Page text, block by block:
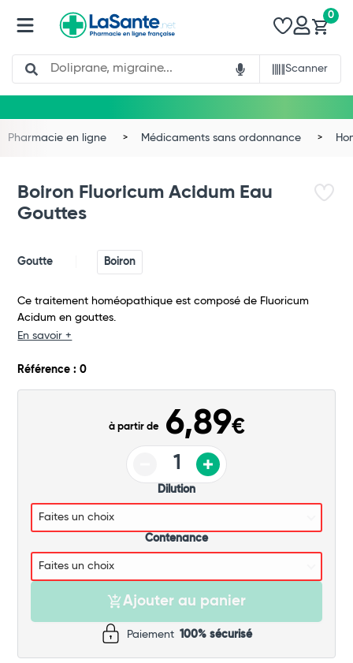
Search
Scanner
0
Total
Pharmacie en ligne Médicaments sans ordonnance
Boiron Fluoricum Acidum Eau
Gouttes
Goutte Boiron
Ce traitement homéopathique est composé de Fluoricum
Acidum en gouttes.
En savoir +
Référence : 0
à partir de 6,89€
Dilution
Contenance
Ajouter au panier
Paiement 100% sécurisé